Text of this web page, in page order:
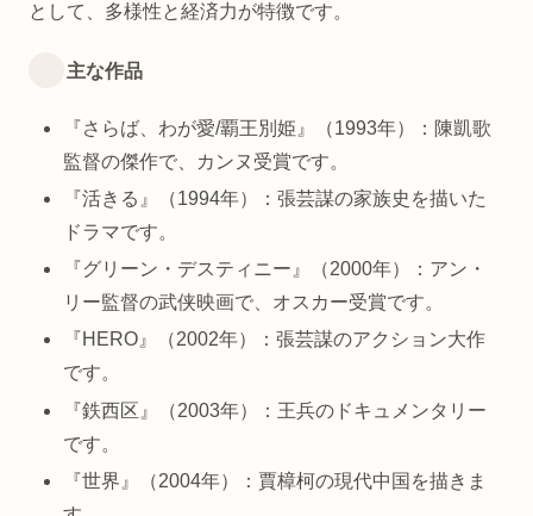
として、多様性と経済力が特徴です。
主な作品
『さらば、わが愛/覇王別姫』（1993年）：陳凱歌
監督の傑作で、カンヌ受賞です。
『活きる』（1994年）：張芸謀の家族史を描いた
ドラマです。
『グリーン・デスティニー』（2000年）：アン・
リー監督の武侠映画で、オスカー受賞です。
『HERO』（2002年）：張芸謀のアクション大作
です。
『鉄西区』（2003年）：王兵のドキュメンタリー
です。
『世界』（2004年）：賈樟柯の現代中国を描きま